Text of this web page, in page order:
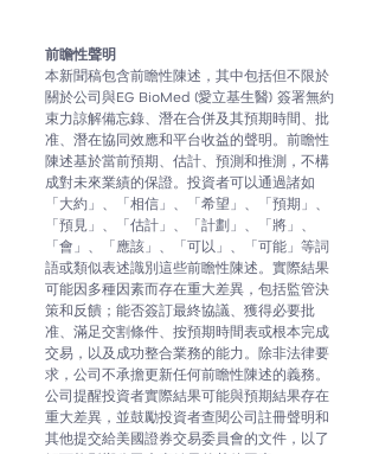
前瞻性聲明
本新聞稿包含前瞻性陳述，其中包括但不限於
關於公司與EG BioMed (愛立基生醫) 簽署無約
束力諒解備忘錄、潛在合併及其預期時間、批
准、潛在協同效應和平台收益的聲明。前瞻性
陳述基於當前預期、估計、預測和推測，不構
成對未來業績的保證。投資者可以通過諸如
「大約」、「相信」、「希望」、「預期」、
「預見」、「估計」、「計劃」、「將」、
「會」、「應該」、「可以」、「可能」等詞
語或類似表述識別這些前瞻性陳述。實際結果
可能因多種因素而存在重大差異，包括監管決
策和反饋；能否簽訂最終協議、獲得必要批
准、滿足交割條件、按預期時間表或根本完成
交易，以及成功整合業務的能力。除非法律要
求，公司不承擔更新任何前瞻性陳述的義務。
公司提醒投資者實際結果可能與預期結果存在
重大差異，並鼓勵投資者查閱公司註冊聲明和
其他提交給美國證券交易委員會的文件，以了